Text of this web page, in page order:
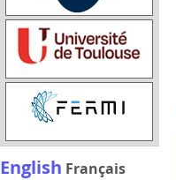
English Français